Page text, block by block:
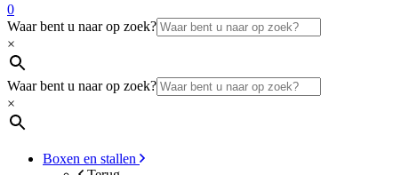
0
Waar bent u naar op zoek?
×
Waar bent u naar op zoek?
×
Boxen en stallen